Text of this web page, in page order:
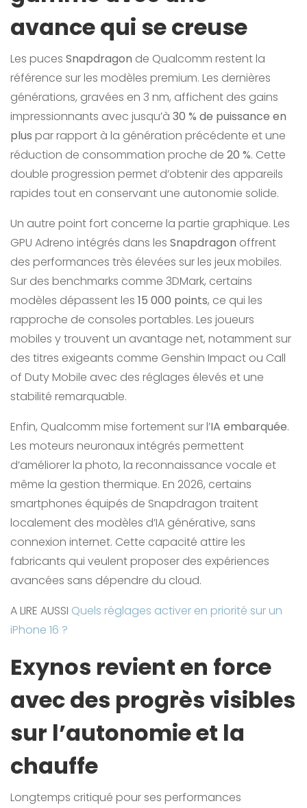
avance qui se creuse
Les puces Snapdragon de Qualcomm restent la
référence sur les modèles premium. Les dernières
générations, gravées en 3 nm, affichent des gains
impressionnants avec jusqu’à 30 % de puissance en
plus par rapport à la génération précédente et une
réduction de consommation proche de 20 %. Cette
double progression permet d’obtenir des appareils
rapides tout en conservant une autonomie solide.
Un autre point fort concerne la partie graphique. Les
GPU Adreno intégrés dans les Snapdragon offrent
des performances très élevées sur les jeux mobiles.
Sur des benchmarks comme 3DMark, certains
modèles dépassent les 15 000 points, ce qui les
rapproche de consoles portables. Les joueurs
mobiles y trouvent un avantage net, notamment sur
des titres exigeants comme Genshin Impact ou Call
of Duty Mobile avec des réglages élevés et une
stabilité remarquable.
Enfin, Qualcomm mise fortement sur l’IA embarquée.
Les moteurs neuronaux intégrés permettent
d’améliorer la photo, la reconnaissance vocale et
même la gestion thermique. En 2026, certains
smartphones équipés de Snapdragon traitent
localement des modèles d’IA générative, sans
connexion internet. Cette capacité attire les
fabricants qui veulent proposer des expériences
avancées sans dépendre du cloud.
A LIRE AUSSI Quels réglages activer en priorité sur un
iPhone 16 ?
Exynos revient en force
avec des progrès visibles
sur l’autonomie et la
chauffe
Longtemps critiqué pour ses performances